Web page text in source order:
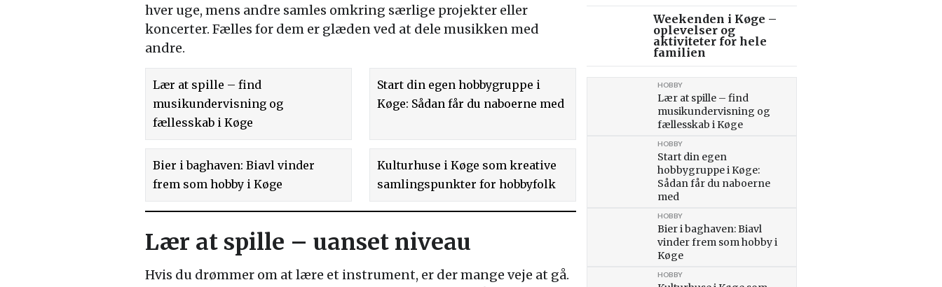
hver uge, mens andre samles omkring særlige projekter eller
koncerter. Fælles for dem er glæden ved at dele musikken med
andre.
Lær at spille – find
musikundervisning og
fællesskab i Køge
Start din egen hobbygruppe i
Køge: Sådan får du naboerne med
Bier i baghaven: Biavl vinder
frem som hobby i Køge
Kulturhuse i Køge som kreative
samlingspunkter for hobbyfolk
Lær at spille – uanset niveau
Hvis du drømmer om at lære et instrument, er der mange veje at gå.
Weekenden i Køge –
oplevelser og
aktiviteter for hele
familien
Lær at spille – find
musikundervisning og
fællesskab i Køge
HOBBY
Start din egen
hobbygruppe i Køge:
Sådan får du naboerne
med
HOBBY
Bier i baghaven: Biavl
vinder frem som hobby i
Køge
HOBBY
HOBBY